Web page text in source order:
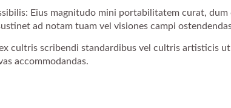
Eius magnitudo mini portabilitatem curat,
ad notam tuam vel visiones campi
cultris scribendi standardibus vel cultris artisticis
accommodandas.